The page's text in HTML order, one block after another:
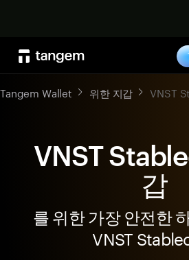
Tangem Wallet 위한 지갑 VNST
VNST
갑
를 위한 가장 안전한
VNST